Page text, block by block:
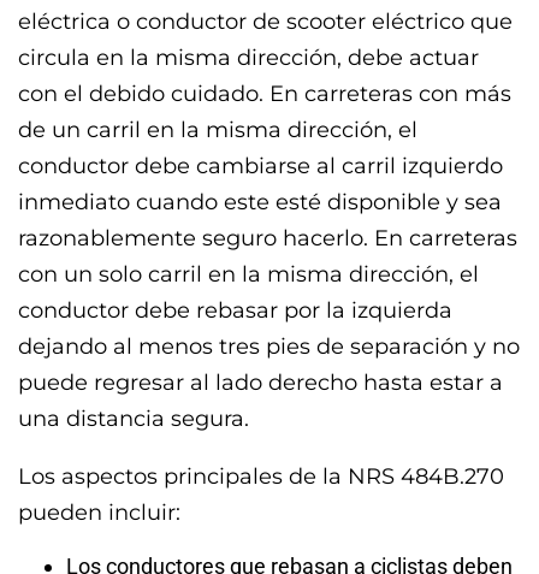
eléctrica o conductor de scooter eléctrico que
circula en la misma dirección, debe actuar
con el debido cuidado. En carreteras con más
de un carril en la misma dirección, el
conductor debe cambiarse al carril izquierdo
inmediato cuando este esté disponible y sea
razonablemente seguro hacerlo. En carreteras
con un solo carril en la misma dirección, el
conductor debe rebasar por la izquierda
dejando al menos tres pies de separación y no
puede regresar al lado derecho hasta estar a
una distancia segura.
Los aspectos principales de la NRS 484B.270
pueden incluir:
Los conductores que rebasan a ciclistas deben